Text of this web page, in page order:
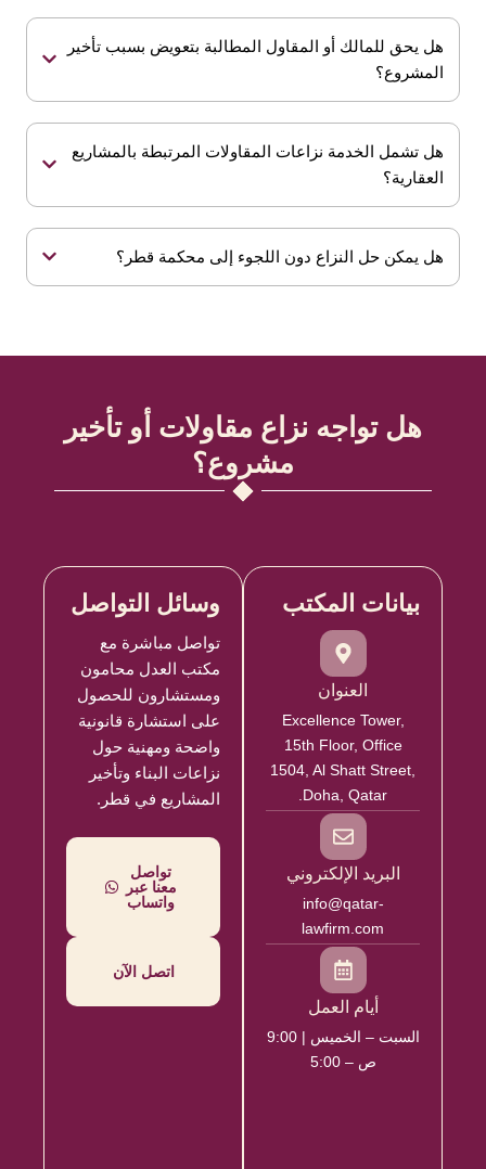
هل يحق للمالك أو المقاول المطالبة بتعويض بسبب تأخير
المشروع؟
هل تشمل الخدمة نزاعات المقاولات المرتبطة بالمشاريع
العقارية؟
هل يمكن حل النزاع دون اللجوء إلى محكمة قطر؟
هل تواجه نزاع مقاولات أو تأخير
مشروع؟
بيانات المكتب
العنوان
Excellence Tower,
15th Floor, Office
1504, Al Shatt Street,
Doha, Qatar.
البريد الإلكتروني
info@qatar-
lawfirm.com
أيام العمل
السبت – الخميس | 9:00
ص – 5:00
وسائل التواصل
تواصل مباشرة مع
مكتب العدل محامون
ومستشارون للحصول
على استشارة قانونية
واضحة ومهنية حول
نزاعات البناء وتأخير
المشاريع في قطر.
تواصل
معنا عبر
واتساب
اتصل الآن